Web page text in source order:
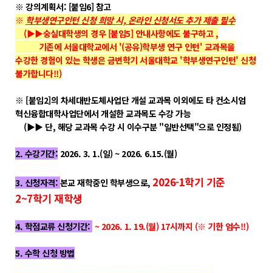
POLAR expert
POLAR W-square
POLAR edu
POLARIS LOC
경진대회
TCAT
개회사
※ 강의계획서: [붙임6] 참고
※ 학부생연구인턴 신청 희망 시, 온라인 신청서도 추가 제출 필수
(▶▶숭실대학생의 경우 [붙임5] 안내사항에도 불구하고 ,
기존에 서울대학교에서 '(공유)학부생 연구 인턴' 교과목을
수강한 경험이 있는 학생은 금번학기 서울대학교 '학부생연구인턴' 신청
불가합니다!!)
※ [붙임2]의 차세대반도체사업단 개설 교과목 이외에도 타 컨소시엄
혁신융합대학사업단에서 개설한 교과목도 수강 가능
(▶▶ 단, 해당 교과목 수강 시 이수구분 "일반선택"으로 인정됨)
2. 수강기간: 2026. 3. 1.(일) ~ 2026. 6.15.(월)
3. 신청자격: 본교 재학중인 학부생으로, 2026-1학기 기준
2~7학기 재학생
4. 학점교류 신청기간: ~ 2026. 1. 19.(월) 17시까지 (※ 기한 엄수!!)
5. 수학 신청 방법